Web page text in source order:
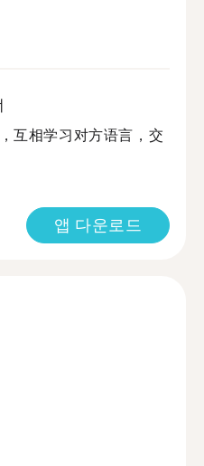
互相学习对方语言，交
앱 다운로드